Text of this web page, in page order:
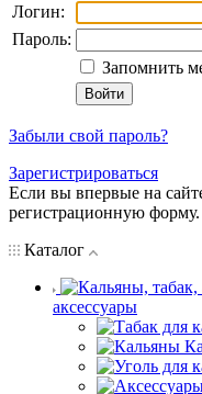
Логин:
Пароль:
Запомнить
Забыли свой пароль?
Зарегистрироваться
Если вы впервые на
регистрационную форму.
Каталог
аксессуары